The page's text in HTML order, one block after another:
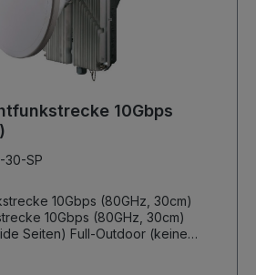
10Gbps
30-SP
10Gbps (80GHz, 30cm)
10Gbps (80GHz, 30cm)
Outdoor (keine